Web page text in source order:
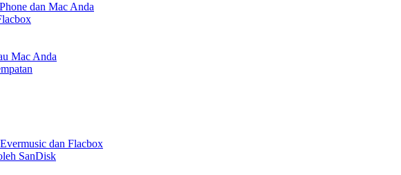
dan Mac Anda
Mac Anda
dan Flacbox
SanDisk